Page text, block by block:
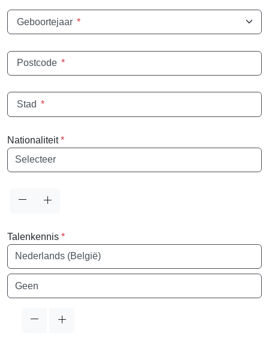
Geboortejaar *
Postcode *
Stad *
Nationaliteit *
Nationaliteit
Talenkennis *
Taal
Taal